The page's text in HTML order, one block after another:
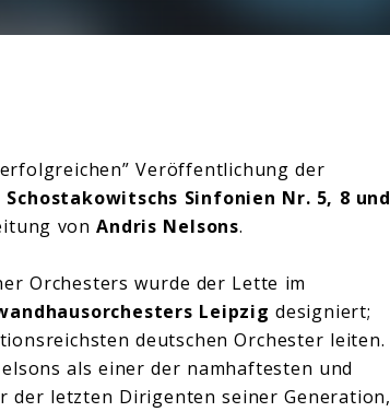
Veröffentlichung der
Schostakowitschs Sinfonien Nr. 5, 8 und
vonAndris Nelsons.
Orchesters wurde der Lette im
Leipzig designiert;
deutschen Orchester leiten.
als einer der namhaftesten und
der letzten Dirigenten seiner Generation,